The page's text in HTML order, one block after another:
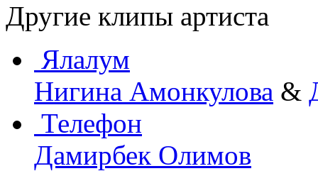
Другие клипы артиста
Ялалум
Нигина Амонкулова &
Телефон
Дамирбек Олимов